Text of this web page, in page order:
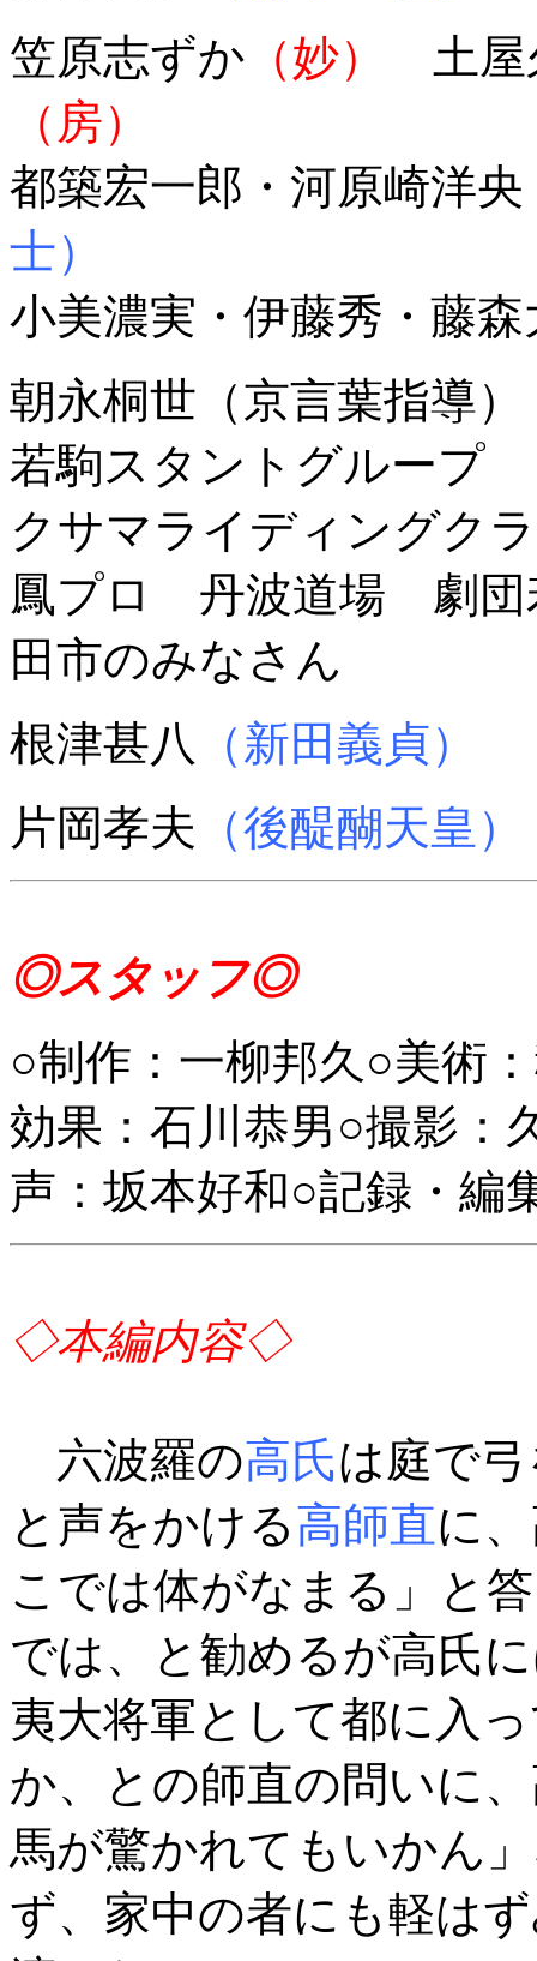
笠原志ずか （妙） 土
（房）
都築宏一郎・河原崎洋
士）
小美濃実・伊藤秀・藤森
朝永桐世（京言葉指導）
若駒スタントグルー
クサマライディング
鳳プロ 丹波道場 劇
田市のみなさん
根津甚八
（新田義貞）
片岡孝夫 （後醍醐天皇）
◎スタッフ◎
○制作：一柳邦久○美術
効果：石川恭男○撮影：
声：坂本好和○記録・編
◇本編内容◇
六波羅の高氏は庭で
と声をかける高師直に
こでは体がなまる」と
では、と勧めるが高氏
夷大将軍として都に入
か、との師直の問いに
馬が驚かれてもいかん
ず、家中の者にも軽は